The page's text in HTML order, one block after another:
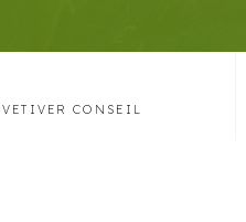
CONSEIL